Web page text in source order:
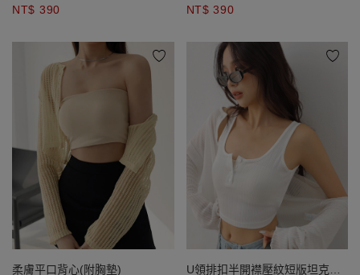
NT$ 390 NT$ 390
柔膚平口背心(附胸墊) U領排扣半開襟壓紋短版坦克背